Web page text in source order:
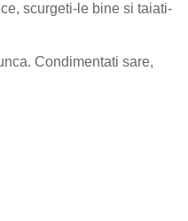
scurgeti-le bine si taiati-
Condimentati sare,